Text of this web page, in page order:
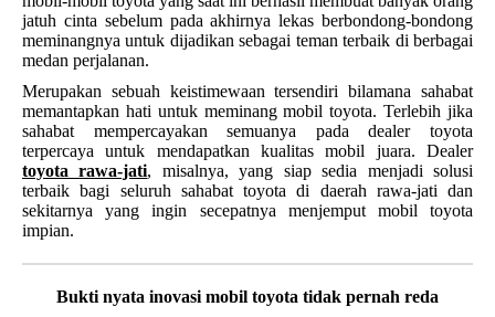
jatuh cinta sebelum pada akhirnya lekas berbondong-bondong
meminangnya untuk dijadikan sebagai teman terbaik di berbagai
medan perjalanan.
Merupakan sebuah keistimewaan tersendiri bilamana sahabat
memantapkan hati untuk meminang mobil toyota. Terlebih jika
sahabat mempercayakan semuanya pada dealer toyota
terpercaya untuk mendapatkan kualitas mobil juara. Dealer
toyota rawa-jati, misalnya, yang siap sedia menjadi solusi
terbaik bagi seluruh sahabat toyota di daerah rawa-jati dan
sekitarnya yang ingin secepatnya menjemput mobil toyota
impian.
Bukti nyata inovasi mobil toyota tidak pernah reda